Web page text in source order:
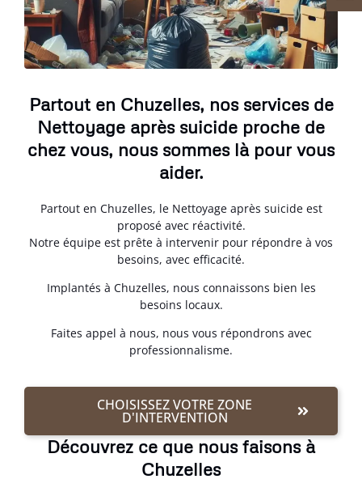
Partout en Chuzelles, nos services de
Nettoyage après suicide proche de
chez vous, nous sommes là pour vous
aider.
Partout en Chuzelles, le Nettoyage après suicide est
proposé avec réactivité.
Notre équipe est prête à intervenir pour répondre à vos
besoins, avec efficacité.
Implantés à Chuzelles, nous connaissons bien les
besoins locaux.
Faites appel à nous, nous vous répondrons avec
professionnalisme.
CHOISISSEZ VOTRE ZONE
D'INTERVENTION
Découvrez ce que nous faisons à
Chuzelles